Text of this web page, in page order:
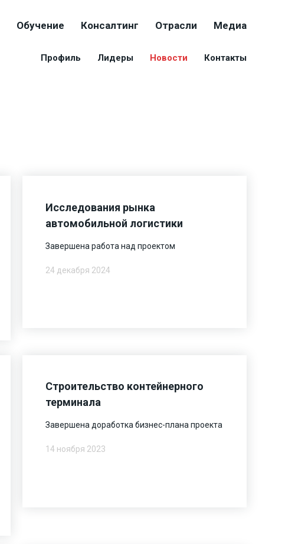
Обучение Консалтинг Отрасли Медиа
Профиль Лидеры Новости Контакты
Исследования рынка
автомобильной логистики
Завершена работа над проектом
24 декабря 2024
Строительство контейнерного
терминала
Завершена доработка бизнес-плана проекта
14 ноября 2023